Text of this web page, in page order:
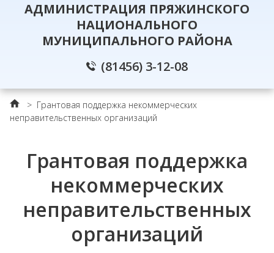
АДМИНИСТРАЦИЯ ПРЯЖИНСКОГО
НАЦИОНАЛЬНОГО
МУНИЦИПАЛЬНОГО РАЙОНА
(81456) 3-12-08
> Грантовая поддержка некоммерческих
неправительственных организаций
Грантовая поддержка
некоммерческих
неправительственных
организаций